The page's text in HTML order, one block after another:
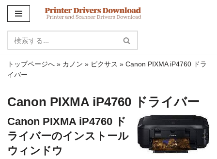
ン
テ
ン
ツ
ス
キ
ッ
プ
トップページへ » カノン » ピクサス » Canon PIXMA iP4760 ドラ
イバー
Canon PIXMA iP4760 ドライバー
Canon PIXMA iP4760 ド
ライバーのインストール
ウィンドウ